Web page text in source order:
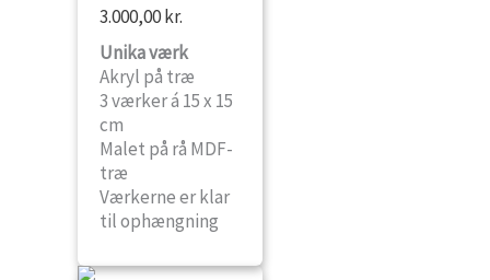
3.000,00kr.
Unika værk
Akryl på træ
3 værker á 15 x 15
cm
Malet på rå MDF-
træ
Værkerne er klar
til ophængning